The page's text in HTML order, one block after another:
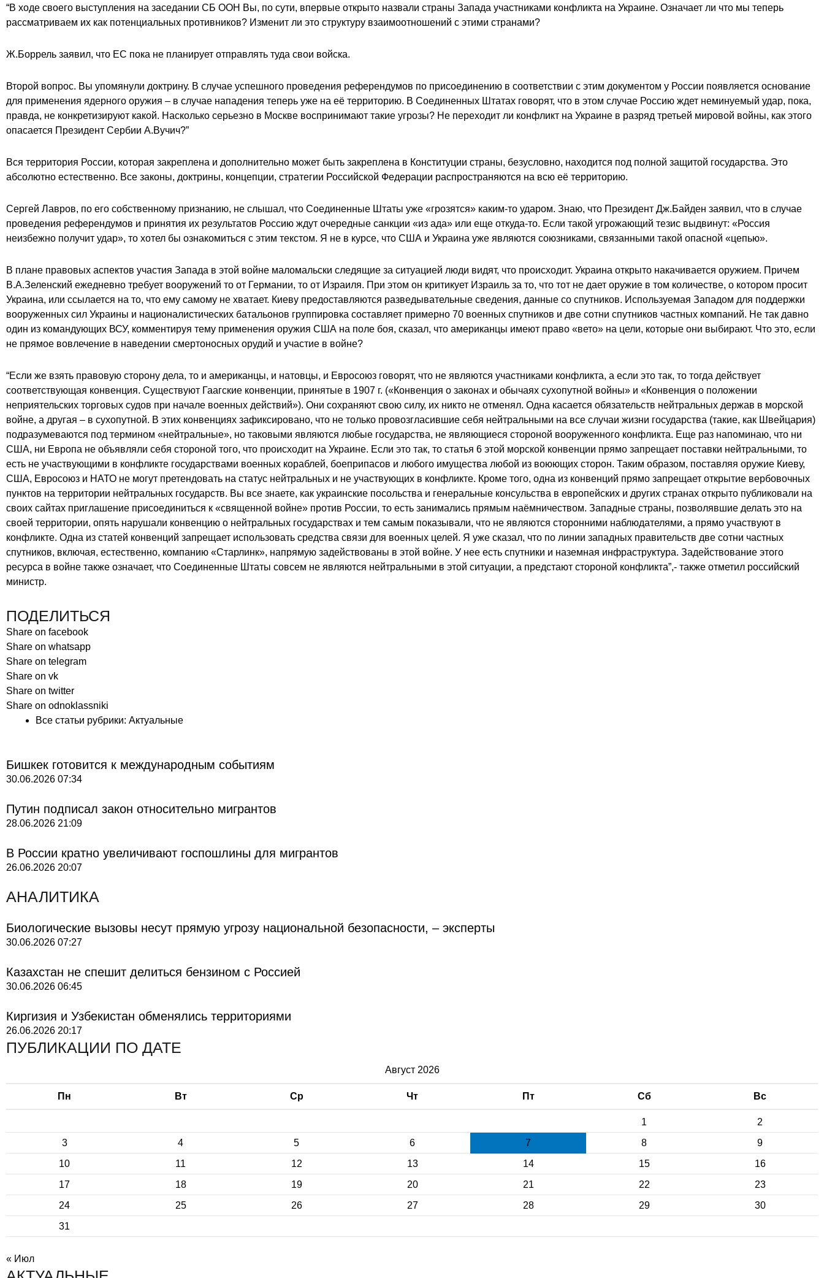
“В ходе своего выступления на заседании СБ ООН Вы, по сути, впервые открыто назвали страны Запада участниками конфликта на Украине. Означает ли что мы теперь
рассматриваем их как потенциальных противников? Изменит ли это структуру взаимоотношений с этими странами?
Ж.Боррель заявил, что ЕС пока не планирует отправлять туда свои войска.
Второй вопрос. Вы упомянули доктрину. В случае успешного проведения референдумов по присоединению в соответствии с этим документом у России появляется основание
для применения ядерного оружия – в случае нападения теперь уже на её территорию. В Соединенных Штатах говорят, что в этом случае Россию ждет неминуемый удар, пока,
правда, не конкретизируют какой. Насколько серьезно в Москве воспринимают такие угрозы? Не переходит ли конфликт на Украине в разряд третьей мировой войны, как этого
опасается Президент Сербии А.Вучич?”
Вся территория России, которая закреплена и дополнительно может быть закреплена в Конституции страны, безусловно, находится под полной защитой государства. Это
абсолютно естественно. Все законы, доктрины, концепции, стратегии Российской Федерации распространяются на всю её территорию.
Сергей Лавров, по его собственному признанию, не слышал, что Соединенные Штаты уже «грозятся» каким-то ударом. Знаю, что Президент Дж.Байден заявил, что в случае
проведения референдумов и принятия их результатов Россию ждут очередные санкции «из ада» или еще откуда-то. Если такой угрожающий тезис выдвинут: «Россия
неизбежно получит удар», то хотел бы ознакомиться с этим текстом. Я не в курсе, что США и Украина уже являются союзниками, связанными такой опасной «цепью».
В плане правовых аспектов участия Запада в этой войне маломальски следящие за ситуацией люди видят, что происходит. Украина открыто накачивается оружием. Причем
В.А.Зеленский ежедневно требует вооружений то от Германии, то от Израиля. При этом он критикует Израиль за то, что тот не дает оружие в том количестве, о котором просит
Украина, или ссылается на то, что ему самому не хватает. Киеву предоставляются разведывательные сведения, данные со спутников. Используемая Западом для поддержки
вооруженных сил Украины и националистических батальонов группировка составляет примерно 70 военных спутников и две сотни спутников частных компаний. Не так давно
один из командующих ВСУ, комментируя тему применения оружия США на поле боя, сказал, что американцы имеют право «вето» на цели, которые они выбирают. Что это, если
не прямое вовлечение в наведении смертоносных орудий и участие в войне?
“Если же взять правовую сторону дела, то и американцы, и натовцы, и Евросоюз говорят, что не являются участниками конфликта, а если это так, то тогда действует
соответствующая конвенция. Существуют Гаагские конвенции, принятые в 1907 г. («Конвенция о законах и обычаях сухопутной войны» и «Конвенция о положении
неприятельских торговых судов при начале военных действий»). Они сохраняют свою силу, их никто не отменял. Одна касается обязательств нейтральных держав в морской
войне, а другая – в сухопутной. В этих конвенциях зафиксировано, что не только провозгласившие себя нейтральными на все случаи жизни государства (такие, как Швейцария)
подразумеваются под термином «нейтральные», но таковыми являются любые государства, не являющиеся стороной вооруженного конфликта. Еще раз напоминаю, что ни
США, ни Европа не объявляли себя стороной того, что происходит на Украине. Если это так, то статья 6 этой морской конвенции прямо запрещает поставки нейтральными, то
есть не участвующими в конфликте государствами военных кораблей, боеприпасов и любого имущества любой из воюющих сторон. Таким образом, поставляя оружие Киеву,
США, Евросоюз и НАТО не могут претендовать на статус нейтральных и не участвующих в конфликте. Кроме того, одна из конвенций прямо запрещает открытие вербовочных
пунктов на территории нейтральных государств. Вы все знаете, как украинские посольства и генеральные консульства в европейских и других странах открыто публиковали на
своих сайтах приглашение присоединиться к «священной войне» против России, то есть занимались прямым наёмничеством. Западные страны, позволявшие делать это на
своей территории, опять нарушали конвенцию о нейтральных государствах и тем самым показывали, что не являются сторонними наблюдателями, а прямо участвуют в
конфликте. Одна из статей конвенций запрещает использовать средства связи для военных целей. Я уже сказал, что по линии западных правительств две сотни частных
спутников, включая, естественно, компанию «Старлинк», напрямую задействованы в этой войне. У нее есть спутники и наземная инфраструктура. Задействование этого
ресурса в войне также означает, что Соединенные Штаты совсем не являются нейтральными в этой ситуации, а предстают стороной конфликта”,- также отметил российский
министр.
ПОДЕЛИТЬСЯ
Share on facebook
Share on whatsapp
Share on telegram
Share on vk
Share on twitter
Share on odnoklassniki
Все статьи рубрики: Актуальные
Бишкек готовится к международным событиям
30.06.2026 07:34
Путин подписал закон относительно мигрантов
28.06.2026 21:09
В России кратно увеличивают госпошлины для мигрантов
26.06.2026 20:07
АНАЛИТИКА
Биологические вызовы несут прямую угрозу национальной безопасности, – эксперты
30.06.2026 07:27
Казахстан не спешит делиться бензином с Россией
30.06.2026 06:45
Киргизия и Узбекистан обменялись территориями
26.06.2026 20:17
ПУБЛИКАЦИИ ПО ДАТЕ
Август 2026
Пн Вт Ср Чт Пт Сб Вс
1
2
3
4 5 6 7 8
9
10
11 12 13 14 15
16
17
18 19 20 21 22
23
24
25 26 27 28 29
30
31
« Июл